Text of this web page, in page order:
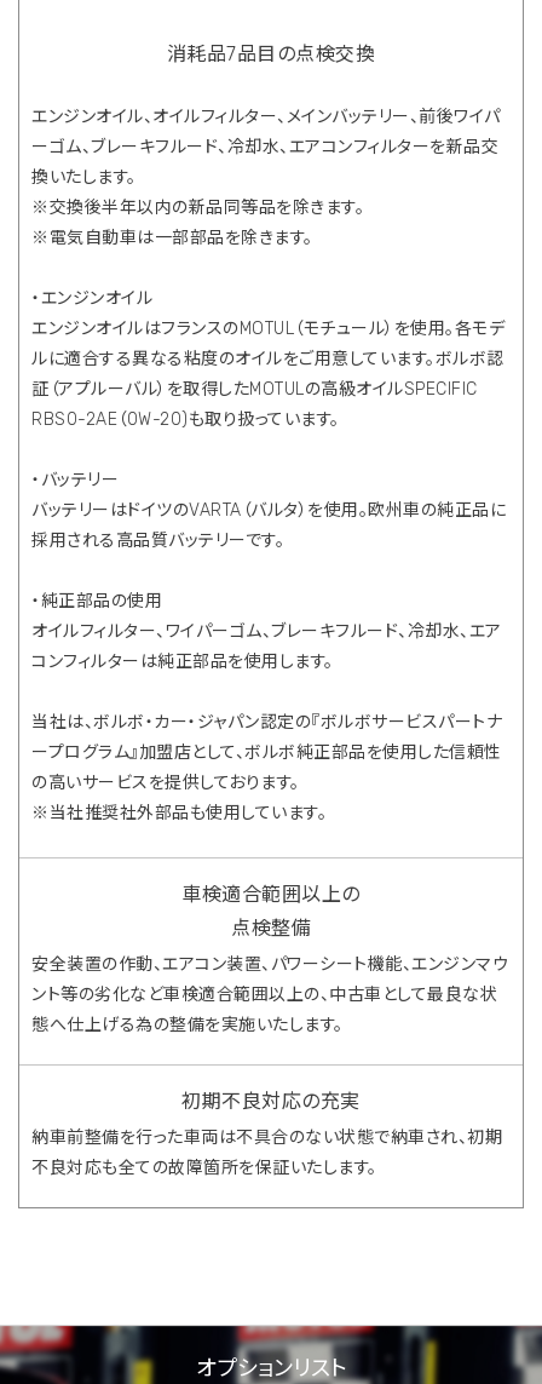
消耗品7品目の点検交換
エンジンオイル、オイルフィルター、メインバッテリー、前後ワイパ
ーゴム、ブレーキフルード、冷却水、エアコンフィルターを新品交
換いたします。
※交換後半年以内の新品同等品を除きます。
※電気自動車は一部部品を除きます。
・エンジンオイル
エンジンオイルはフランスのMOTUL（モチュール）を使用。各モデ
ルに適合する異なる粘度のオイルをご用意しています。ボルボ認
証（アプルーバル）を取得したMOTULの高級オイルSPECIFIC
RBS0-2AE（0W-20)も取り扱っています。
・バッテリー
バッテリーはドイツのVARTA（バルタ）を使用。欧州車の純正品に
採用される高品質バッテリーです。
・純正部品の使用
オイルフィルター、ワイパーゴム、ブレーキフルード、冷却水、エア
コンフィルターは純正部品を使用します。
当社は、ボルボ・カー・ジャパン認定の『ボルボサービスパートナ
ープログラム』加盟店として、ボルボ純正部品を使用した信頼性
の高いサービスを提供しております。
※当社推奨社外部品も使用しています。
車検適合範囲以上の
点検整備
安全装置の作動、エアコン装置、パワーシート機能、エンジンマウ
ント等の劣化など車検適合範囲以上の、中古車として最良な状
態へ仕上げる為の整備を実施いたします。
初期不良対応の充実
納車前整備を行った車両は不具合のない状態で納車され、初期
不良対応も全ての故障箇所を保証いたします。
オプションリスト